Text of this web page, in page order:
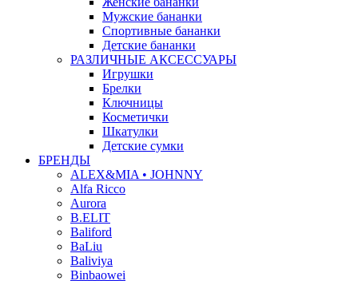
Мужские бананки
Спортивные бананки
Детские бананки
РАЗЛИЧНЫЕ АКСЕССУАРЫ
Игрушки
Брелки
Ключницы
Косметички
Шкатулки
Детские сумки
БРЕНДЫ
ALEX&MIA • JOHNNY
Alfa Ricco
Aurora
B.ELIT
Baliford
BaLiu
Baliviya
Binbaowei